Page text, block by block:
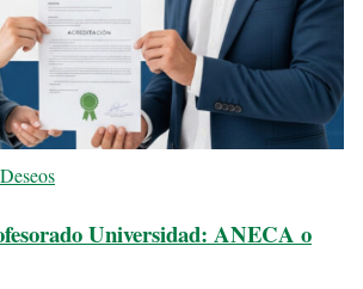
Universidad: ANECA o